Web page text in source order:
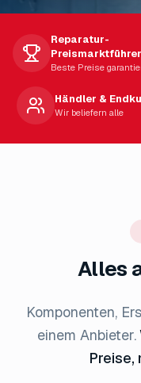
Reparatur-
Preismarktführer
Beste Preise
Händler &
Wir beliefern alle
Alles
Komponenten,
einem Anbieter.
Preise,